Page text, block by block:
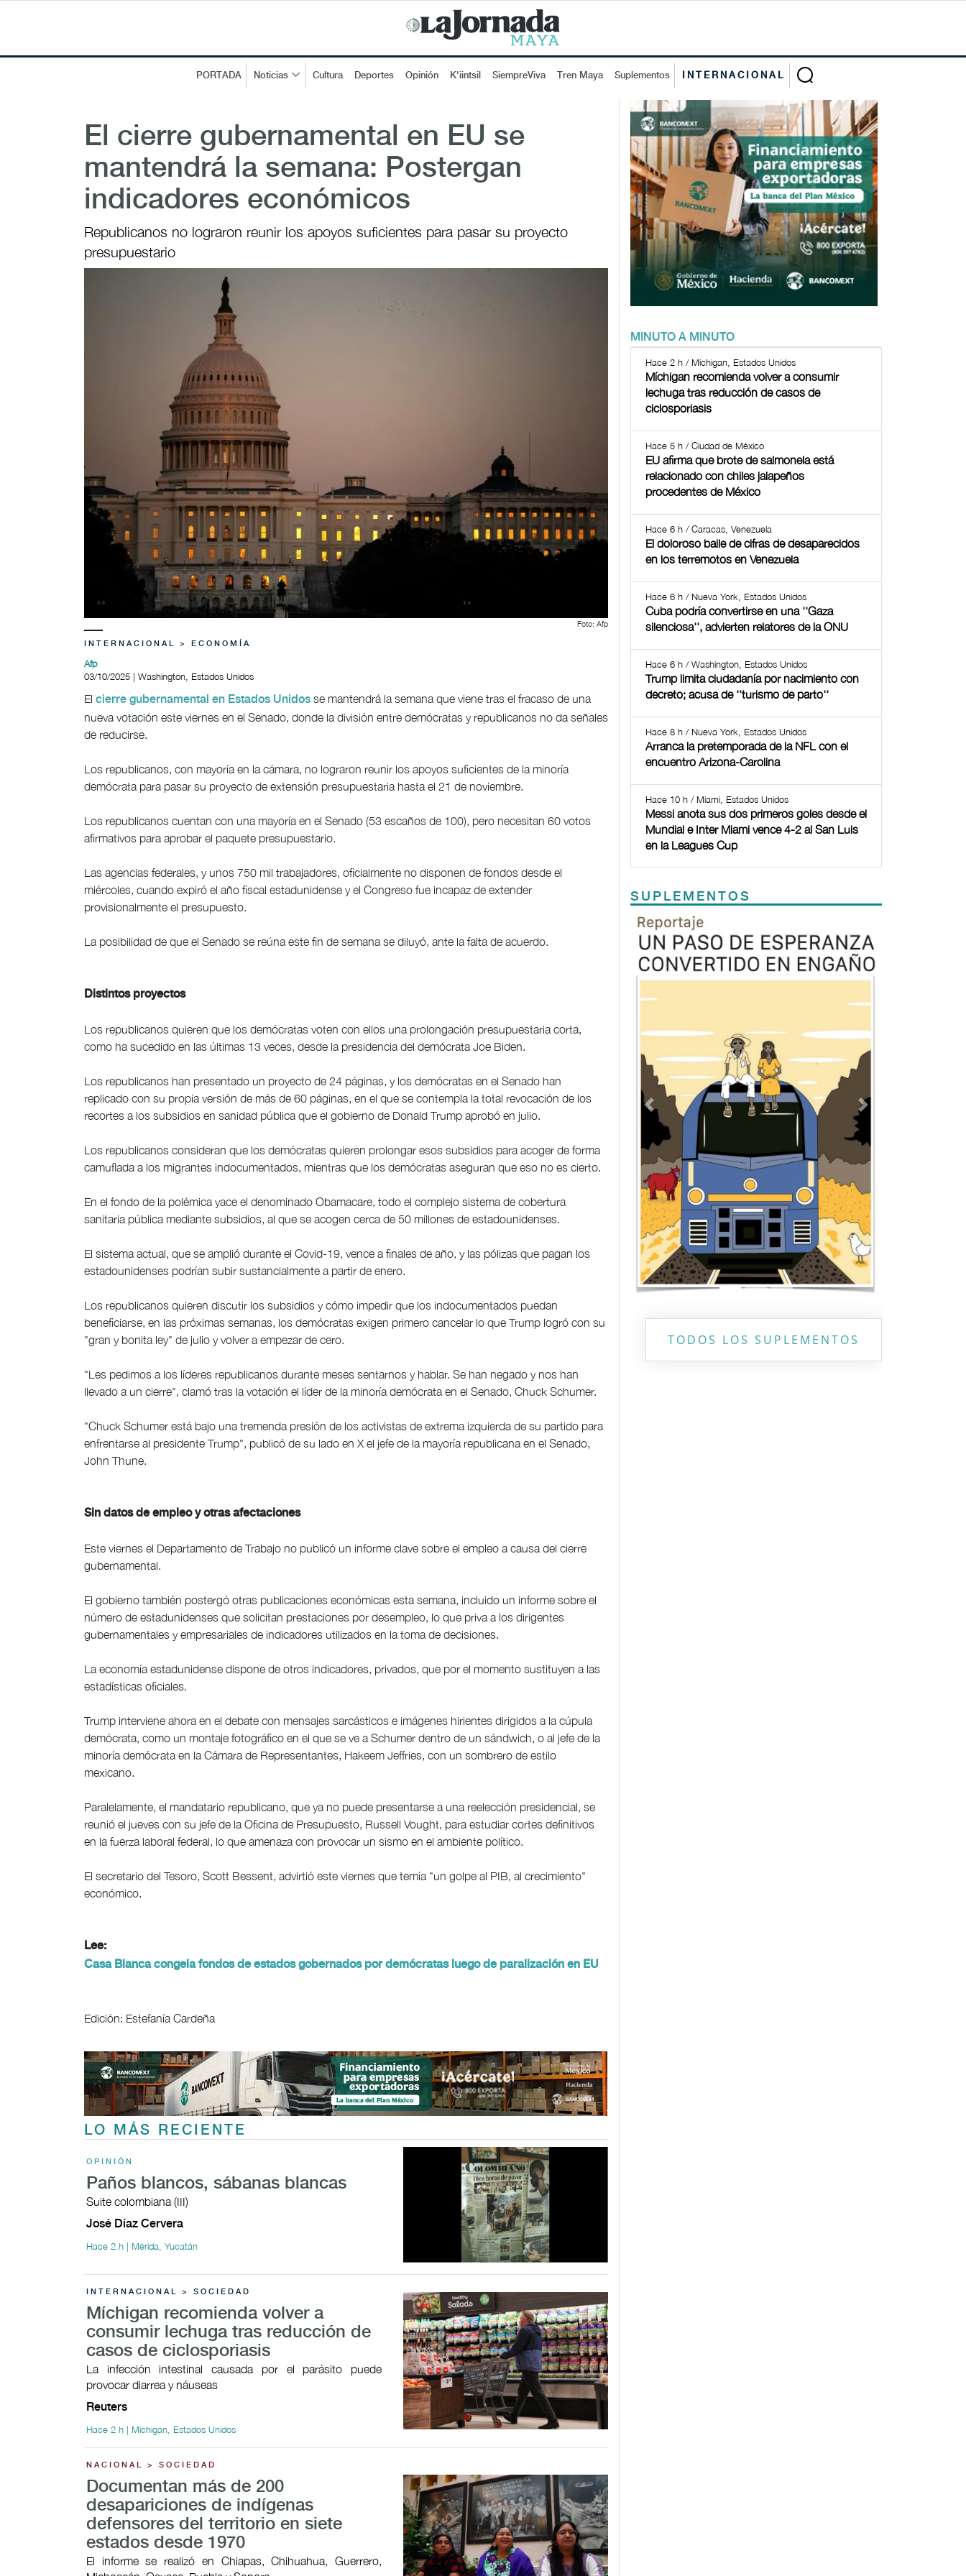
PORTADA Noticias Cultura Deportes Opinión K'iintsil SiempreViva Tren Maya Suplementos INTERNACIONAL
El cierre gubernamental en EU se
mantendrá la semana: Postergan
indicadores económicos
Republicanos no lograron reunir los apoyos suficientes para pasar su proyecto
presupuestario
Foto: Afp
INTERNACIONAL > ECONOMÍA
Afp
03/10/2025 | Washington, Estados Unidos
El cierre gubernamental en Estados Unidos se mantendrá la semana que viene tras el fracaso de una
nueva votación este viernes en el Senado, donde la división entre demócratas y republicanos no da señales
de reducirse.
Los republicanos, con mayoría en la cámara, no lograron reunir los apoyos suficientes de la minoría
demócrata para pasar su proyecto de extensión presupuestaria hasta el 21 de noviembre.
Los republicanos cuentan con una mayoría en el Senado (53 escaños de 100), pero necesitan 60 votos
afirmativos para aprobar el paquete presupuestario.
Las agencias federales, y unos 750 mil trabajadores, oficialmente no disponen de fondos desde el
miércoles, cuando expiró el año fiscal estadunidense y el Congreso fue incapaz de extender
provisionalmente el presupuesto.
La posibilidad de que el Senado se reúna este fin de semana se diluyó, ante la falta de acuerdo.
Distintos proyectos
Los republicanos quieren que los demócratas voten con ellos una prolongación presupuestaria corta,
como ha sucedido en las últimas 13 veces, desde la presidencia del demócrata Joe Biden.
Los republicanos han presentado un proyecto de 24 páginas, y los demócratas en el Senado han
replicado con su propia versión de más de 60 páginas, en el que se contempla la total revocación de los
recortes a los subsidios en sanidad pública que el gobierno de Donald Trump aprobó en julio.
Los republicanos consideran que los demócratas quieren prolongar esos subsidios para acoger de forma
camuflada a los migrantes indocumentados, mientras que los demócratas aseguran que eso no es cierto.
En el fondo de la polémica yace el denominado Obamacare, todo el complejo sistema de cobertura
sanitaria pública mediante subsidios, al que se acogen cerca de 50 millones de estadounidenses.
El sistema actual, que se amplió durante el Covid-19, vence a finales de año, y las pólizas que pagan los
estadounidenses podrían subir sustancialmente a partir de enero.
Los republicanos quieren discutir los subsidios y cómo impedir que los indocumentados puedan
beneficiarse, en las próximas semanas, los demócratas exigen primero cancelar lo que Trump logró con su
"gran y bonita ley" de julio y volver a empezar de cero.
"Les pedimos a los líderes republicanos durante meses sentarnos y hablar. Se han negado y nos han
llevado a un cierre", clamó tras la votación el líder de la minoría demócrata en el Senado, Chuck Schumer.
"Chuck Schumer está bajo una tremenda presión de los activistas de extrema izquierda de su partido para
enfrentarse al presidente Trump", publicó de su lado en X el jefe de la mayoría republicana en el Senado,
John Thune.
Sin datos de empleo y otras afectaciones
Este viernes el Departamento de Trabajo no publicó un informe clave sobre el empleo a causa del cierre
gubernamental.
El gobierno también postergó otras publicaciones económicas esta semana, incluido un informe sobre el
número de estadunidenses que solicitan prestaciones por desempleo, lo que priva a los dirigentes
gubernamentales y empresariales de indicadores utilizados en la toma de decisiones.
La economía estadunidense dispone de otros indicadores, privados, que por el momento sustituyen a las
estadísticas oficiales.
Trump interviene ahora en el debate con mensajes sarcásticos e imágenes hirientes dirigidos a la cúpula
demócrata, como un montaje fotográfico en el que se ve a Schumer dentro de un sándwich, o al jefe de la
minoría demócrata en la Cámara de Representantes, Hakeem Jeffries, con un sombrero de estilo
mexicano.
Paralelamente, el mandatario republicano, que ya no puede presentarse a una reelección presidencial, se
reunió el jueves con su jefe de la Oficina de Presupuesto, Russell Vought, para estudiar cortes definitivos
en la fuerza laboral federal, lo que amenaza con provocar un sismo en el ambiente político.
El secretario del Tesoro, Scott Bessent, advirtió este viernes que temía "un golpe al PIB, al crecimiento"
económico.
Lee:
Casa Blanca congela fondos de estados gobernados por demócratas luego de paralización en EU
Edición: Estefanía Cardeña
LO MÁS RECIENTE
OPINIÓN
Paños blancos, sábanas blancas
Suite colombiana (III)
José Díaz Cervera
Hace 2 h | Mérida, Yucatán
INTERNACIONAL > SOCIEDAD
Míchigan recomienda volver a
consumir lechuga tras reducción de
casos de ciclosporiasis
La infección intestinal causada por el parásito puede
provocar ​diarrea y náuseas
Reuters
Hace 2 h | Michigan, Estados Unidos
NACIONAL > SOCIEDAD
Documentan más de 200
desapariciones de indígenas
defensores del territorio en siete
estados desde 1970
El informe se realizó en Chiapas, Chihuahua, Guerrero,
MINUTO A MINUTO
Hace 2 h / Michigan, Estados Unidos
Míchigan recomienda volver a consumir
lechuga tras reducción de casos de
ciclosporiasis
Hace 5 h / Ciudad de México
EU afirma que brote de salmonela está
relacionado con chiles jalapeños
procedentes de México
Hace 6 h / Caracas, Venezuela
El doloroso baile de cifras de desaparecidos
en los terremotos en Venezuela
Hace 6 h / Nueva York, Estados Unidos
Cuba podría convertirse en una ''Gaza
silenciosa'', advierten relatores de la ONU
Hace 6 h / Washington, Estados Unidos
Trump limita ciudadanía por nacimiento con
decreto; acusa de ''turismo de parto''
Hace 8 h / Nueva York, Estados Unidos
Arranca la pretemporada de la NFL con el
encuentro Arizona-Carolina
Hace 10 h / Miami, Estados Unidos
Messi anota sus dos primeros goles desde el
Mundial e Inter Miami vence 4-2 al San Luis
en la Leagues Cup
SUPLEMENTOS
Previous
TODOS LOS SUPLEMENTOS